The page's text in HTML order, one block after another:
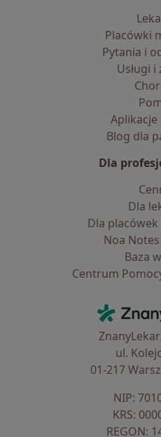
Placówki
Pytania i
Usługi
Blog dla
Dla
Dla
Dla
Noa Notes
Baza
Centrum
ul.
01-217
NIP:
KRS:
REGON: